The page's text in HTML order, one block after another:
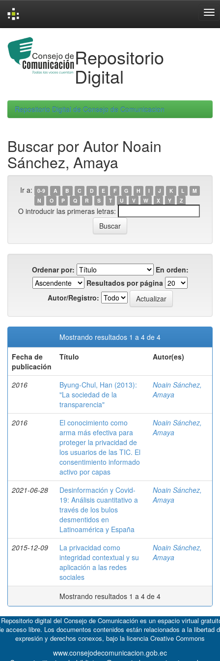
navigation
Repositorio
Digital
Repositorio Digital de Consejo de Comunicacion
Buscar por Autor Noain
Sánchez, Amaya
Ir a: 0-9 A B C D E F G H I J K L
M
N
O P Q R S T U V W X Y Z
O introducir las primeras letras:
Ordenar por:
En orden:
Resultados por página
Autor/Registro:
Mostrando resultados 1 a 4 de 4
Fecha de
publicación
Título Autor(es)
2016
Byung-Chul, Han (2013):
"La sociedad de la
transparencia"
Noain Sánchez,
Amaya
2016
El conocimiento como
arma más efectiva para
proteger la privacidad de
los usuarios de las TIC. El
consentimiento informado
activo por capas
Noain Sánchez,
Amaya
2021-06-28
Desinformación y Covid-
19: Análisis cuantitativo a
través de los bulos
desmentidos en
Latinoamérica y España
Noain Sánchez,
Amaya
2015-12-09
La privacidad como
integridad contextual y su
aplicación a las redes
sociales
Noain Sánchez,
Amaya
Mostrando resultados 1 a 4 de 4
digital del Consejo de Comunicación es un espacio virtual
acceso libre. Los documentos contenidos están relacionados a la libertad
expresión y derechos conexos, bajo la licencia Creative Commons
www.consejodecomunicacion.gob.ec